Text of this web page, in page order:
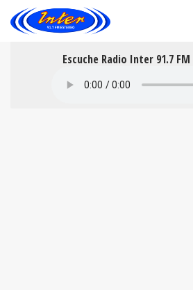
Escuche Radio Inter 91.7 FM